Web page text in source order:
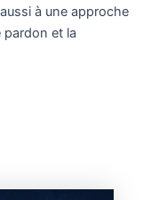
à une approche
et la